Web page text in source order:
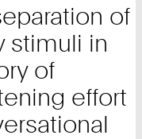
of
stimuli in
of
effort